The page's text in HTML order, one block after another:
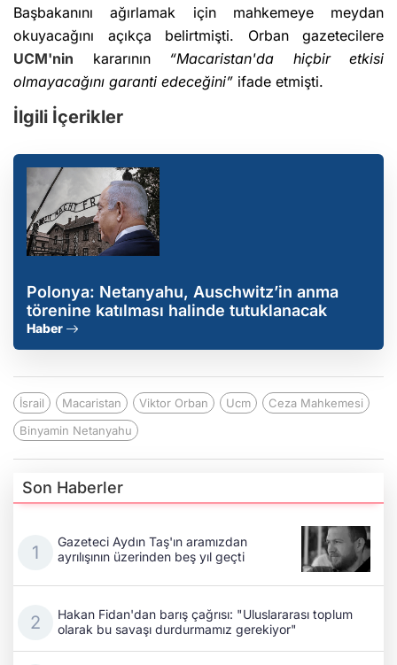
Başbakanını ağırlamak için mahkemeye meydan
okuyacağını açıkça belirtmişti. Orban gazetecilere
UCM'nin kararının “Macaristan'da hiçbir etkisi
olmayacağını garanti edeceğini” ifade etmişti.
İlgili İçerikler
Polonya: Netanyahu, Auschwitz’in anma
törenine katılması halinde tutuklanacak
Haber
İsrail Macaristan Viktor Orban Ucm
Ceza Mahkemesi
Binyamin Netanyahu
Son Haberler
Gazeteci Aydın Taş'ın aramızdan
ayrılışının üzerinden beş yıl geçti
Hakan Fidan'dan barış çağrısı: "Uluslararası toplum
olarak bu savaşı durdurmamız gerekiyor"